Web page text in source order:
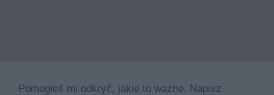
Pomogłeś mi odkryć, jakie to ważne. Napisz